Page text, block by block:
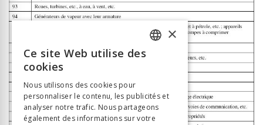
ITALIAN
×
Ce site Web utilise des
cookies
Nous utilisons des cookies pour
personnaliser le contenu, les publicités et
analyser notre trafic. Nous partageons
également des informations sur votre